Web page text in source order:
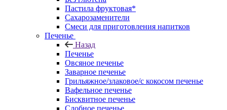
Пастила фруктовая*
Сахарозаменители
Смеси для приготовления напитков
Печенье
Назад
Печенье
Овсяное печенье
Заварное печенье
Грильяжное/злаковое/с кокосом печенье
Вафельное печенье
Бисквитное печенье
Сдобное печенье